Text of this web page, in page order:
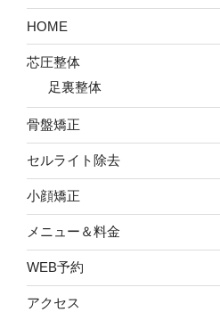
HOME
芯圧整体
足裏整体
骨盤矯正
セルライト除去
小顔矯正
メニュー＆料金
WEB予約
アクセス